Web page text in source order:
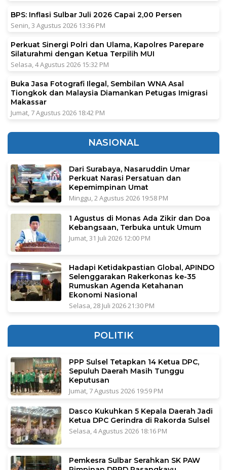
BPS: Inflasi Sulbar Juli 2026 Capai 2,00 Persen
Senin, 3 Agustus 2026 13:36 PM
Perkuat Sinergi Polri dan Ulama, Kapolres Parepare
Silaturahmi dengan Ketua Terpilih MUI
Selasa, 4 Agustus 2026 15:32 PM
Buka Jasa Fotografi Ilegal, Sembilan WNA Asal
Tiongkok dan Malaysia Diamankan Petugas Imigrasi
Makassar
Jumat, 7 Agustus 2026 18:42 PM
NASIONAL
Dari Surabaya, Nasaruddin Umar
Perkuat Narasi Persatuan dan
Kepemimpinan Umat
Minggu, 2 Agustus 2026 19:58 PM
1 Agustus di Monas Ada Zikir dan Doa
Kebangsaan, Terbuka untuk Umum
Jumat, 31 Juli 2026 12:00 PM
Hadapi Ketidakpastian Global, APINDO
Selenggarakan Rakerkonas ke-35
Rumuskan Agenda Ketahanan
Ekonomi Nasional
Selasa, 28 Juli 2026 21:30 PM
POLITIK
PPP Sulsel Tetapkan 14 Ketua DPC,
Sepuluh Daerah Masih Tunggu
Keputusan
Jumat, 7 Agustus 2026 19:59 PM
Dasco Kukuhkan 5 Kepala Daerah Jadi
Ketua DPC Gerindra di Rakorda Sulsel
Selasa, 4 Agustus 2026 18:16 PM
Pemkesra Sulbar Serahkan SK PAW